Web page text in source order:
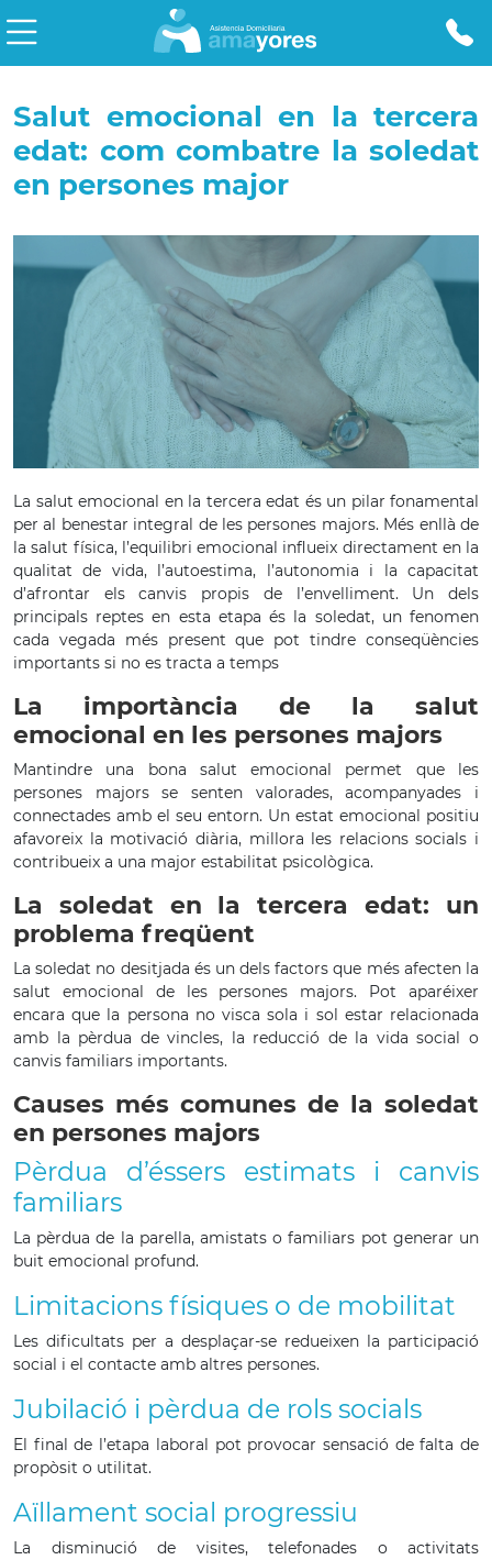
Salut emocional en la tercera
edat: com combatre la soledat
en persones major
La salut emocional en la tercera edat és un pilar fonamental
per al benestar integral de les persones majors. Més enllà de
la salut física, l’equilibri emocional influeix directament en la
qualitat de vida, l’autoestima, l’autonomia i la capacitat
d’afrontar els canvis propis de l’envelliment. Un dels
principals reptes en esta etapa és la soledat, un fenomen
cada vegada més present que pot tindre conseqüències
importants si no es tracta a temps
La importància de la salut
emocional en les persones majors
Mantindre una bona salut emocional permet que les
persones majors se senten valorades, acompanyades i
connectades amb el seu entorn. Un estat emocional positiu
afavoreix la motivació diària, millora les relacions socials i
contribueix a una major estabilitat psicològica.
La soledat en la tercera edat: un
problema freqüent
La soledat no desitjada és un dels factors que més afecten la
salut emocional de les persones majors. Pot aparéixer
encara que la persona no visca sola i sol estar relacionada
amb la pèrdua de vincles, la reducció de la vida social o
canvis familiars importants.
Causes més comunes de la soledat
en persones majors
Pèrdua d’éssers estimats i canvis
familiars
La pèrdua de la parella, amistats o familiars pot generar un
buit emocional profund.
Limitacions físiques o de mobilitat
Les dificultats per a desplaçar-se redueixen la participació
social i el contacte amb altres persones.
Jubilació i pèrdua de rols socials
El final de l’etapa laboral pot provocar sensació de falta de
propòsit o utilitat.
Aïllament social progressiu
La disminució de visites, telefonades o activitats